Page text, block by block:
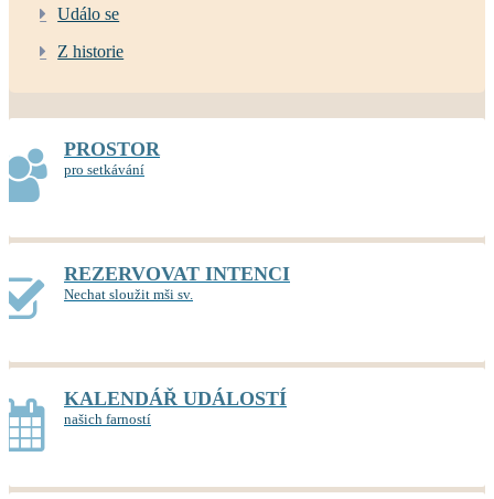
Událo se
Z historie
PROSTOR
pro setkávání
REZERVOVAT INTENCI
Nechat sloužit mši sv.
KALENDÁŘ UDÁLOSTÍ
našich farností